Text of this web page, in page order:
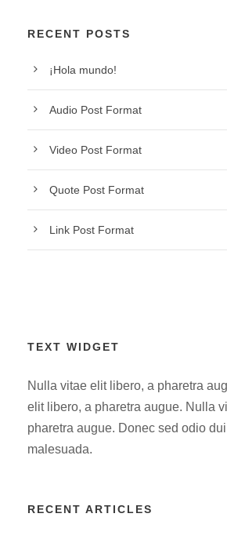
RECENT POSTS
¡Hola mundo!
Audio Post Format
Video Post Format
Quote Post Format
Link Post Format
TEXT WIDGET
Nulla vitae elit libero, a pharetra
elit libero, a pharetra augue. Nulla
pharetra augue. Donec sed odio
malesuada.
RECENT ARTICLES